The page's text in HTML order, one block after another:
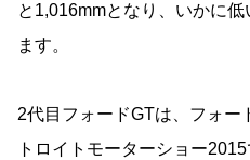
と1,016mmとなり、いかに
ます。
2代目フォードGTは、フォー
トロイトモーターショー